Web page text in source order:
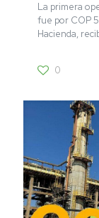
La primera
fue por COP
Hacienda,
0